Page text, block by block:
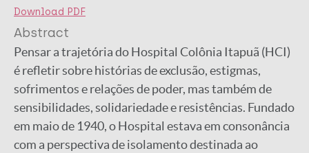
Download PDF
Abstract
Pensar a trajetória do Hospital Colônia Itapuã (HCI)
é refletir sobre histórias de exclusão, estigmas,
sofrimentos e relações de poder, mas também de
sensibilidades, solidariedade e resistências. Fundado
em maio de 1940, o Hospital estava em consonância
com a perspectiva de isolamento destinada ao